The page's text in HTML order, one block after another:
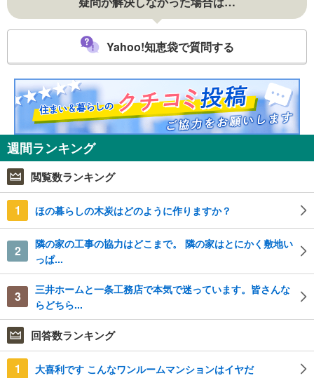
Yahoo!知恵袋で質問する
週間ランキング
閲覧数ランキング
1 ほの暮らしの木炭はどのように作りますか？
2
隣の家の工事の協力はどこまで。 隣の家はとにかく敷地い
っぱ...
3
三井ホームと一条工務店で本気で迷っています。皆さんな
らどちら...
回答数ランキング
1 大喜利です こんなワンルームマンションはイヤだ